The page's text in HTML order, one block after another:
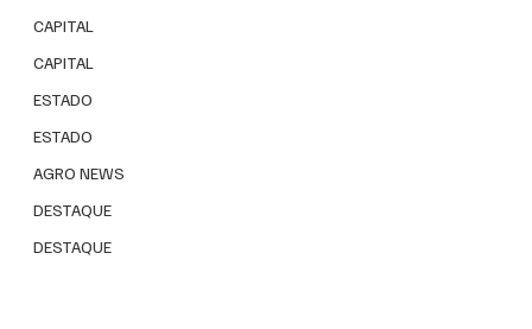
CAPITAL
CAPITAL
ESTADO
ESTADO
AGRO NEWS
DESTAQUE
DESTAQUE